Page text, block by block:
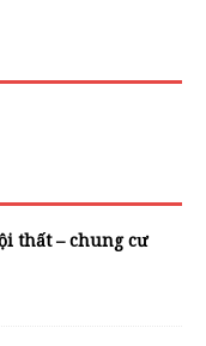
thất – chung cư